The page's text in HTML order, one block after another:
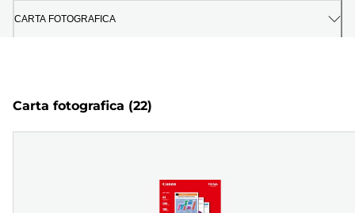
CARTA FOTOGRAFICA
Carta fotografica (22)